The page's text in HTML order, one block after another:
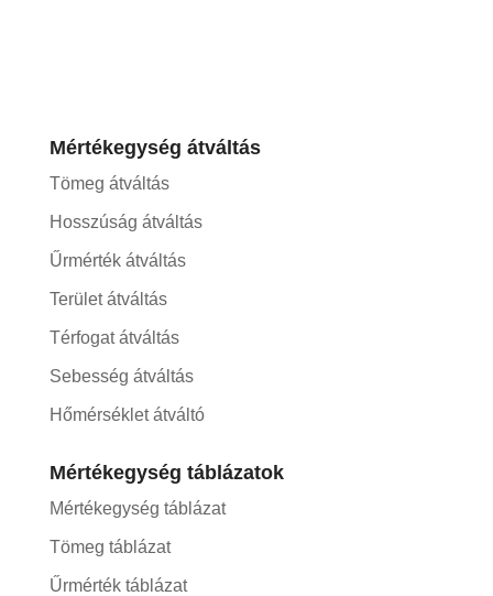
Mértékegység átváltás
Tömeg átváltás
Hosszúság átváltás
Űrmérték átváltás
Terület átváltás
Térfogat átváltás
Sebesség átváltás
Hőmérséklet átváltó
Mértékegység táblázatok
Mértékegység táblázat
Tömeg táblázat
Űrmérték táblázat